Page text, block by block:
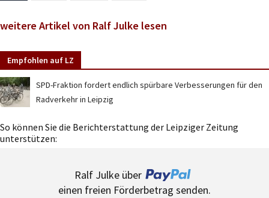
weitere Artikel von Ralf Julke lesen
Empfohlen auf LZ
SPD-Fraktion fordert endlich spürbare Verbesserungen für den
Radverkehr in Leipzig
So können Sie die Berichterstattung der Leipziger Zeitung
unterstützen:
Ralf Julke über
einen freien Förderbetrag senden.